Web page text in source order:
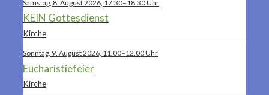
Samstag, 8. August 2026, 17.30–18.30 Uhr
KEIN Gottesdienst
Kirche
Sonntag, 9. August 2026, 11.00–12.00 Uhr
Eucharistiefeier
Kirche